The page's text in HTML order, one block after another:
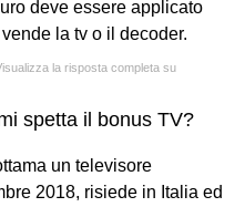
deve essere applicato
la tv o il decoder.
la risposta completa su
spetta il bonus TV?
un televisore
2018, risiede in Italia ed